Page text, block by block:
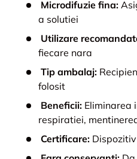
Microdifuzie fina:
a solutiei
Utilizare
fiecare nara
Tip ambalaj:
folosit
Beneficii: Eliminarea
respiratiei,
Certificare: